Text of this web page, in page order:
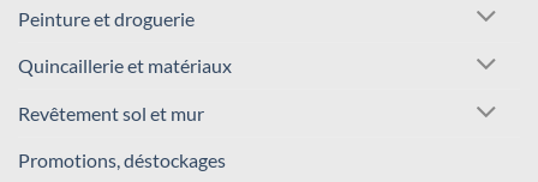
Peinture et droguerie
Quincaillerie et matériaux
Revêtement sol et mur
Promotions, déstockages